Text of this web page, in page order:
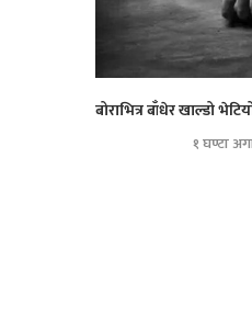
बोराभित्र बाँधेर खाल्डो
१ घण्टा